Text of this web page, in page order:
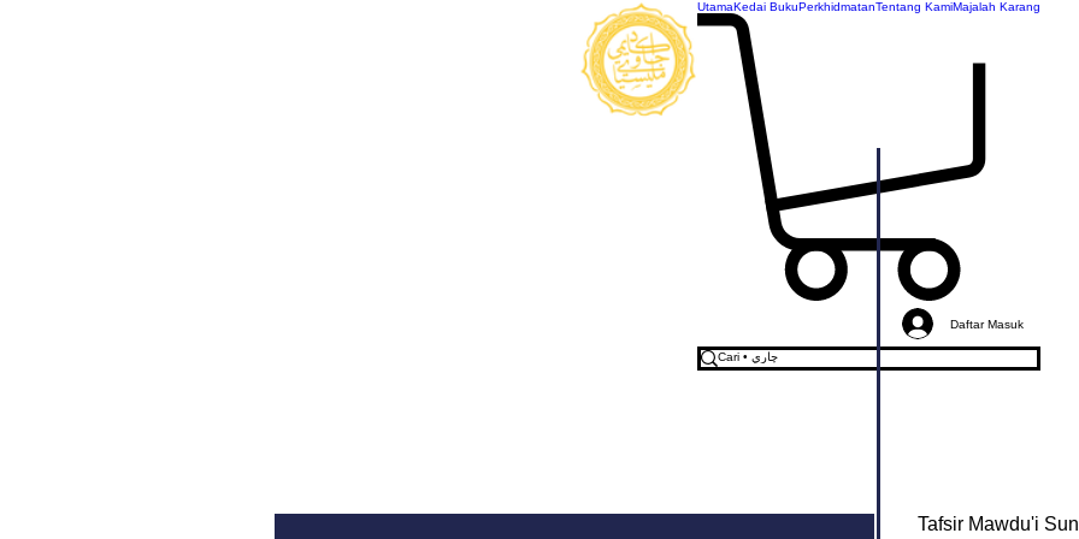
UtamaKedai BukuPerkhidmatanTentang KamiMajalah Karang
Daftar Masuk
Tafsir Mawdu'i